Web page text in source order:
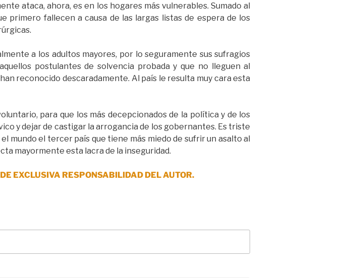
ataca, ahora, es en los hogares más vulnerables. Sumado al
primero fallecen a causa de las largas listas de espera de los
a los adultos mayores, por lo seguramente sus sufragios
postulantes de solvencia probada y que no lleguen al
reconocido descaradamente. Al país le resulta muy cara esta
para que los más decepcionados de la política y de los
y dejar de castigar la arrogancia de los gobernantes. Es triste
mundo el tercer país que tiene más miedo de sufrir un asalto al
mayormente esta lacra de la inseguridad.
EXCLUSIVA RESPONSABILIDAD DEL AUTOR.